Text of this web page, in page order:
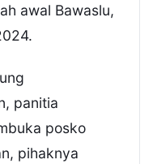
awal Bawaslu,
panitia
posko
pihaknya